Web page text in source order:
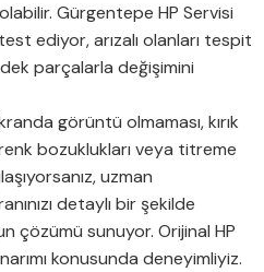
Gürgentepe HP Servisi
ediyor, arızalı olanları tespit
parçalarla değişimini
görüntü olmaması, kırık
bozuklukları veya titreme
uzman
detaylı bir şekilde
çözümü sunuyor. Orijinal HP
konusunda deneyimliyiz.